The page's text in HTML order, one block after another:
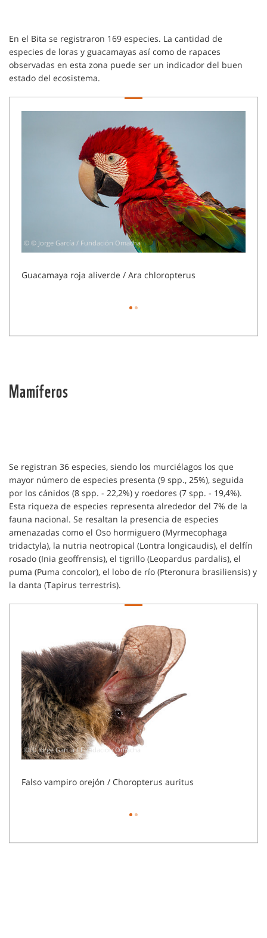
En el Bita se registraron 169 especies. La cantidad de
especies de loras y guacamayas así como de rapaces
observadas en esta zona puede ser un indicador del buen
estado del ecosistema.
© © Jorge García / Fundación Omacha
Guacamaya roja aliverde / Ara chloropterus
Mamíferos
Se registran 36 especies, siendo los murciélagos los que
mayor número de especies presenta (9 spp., 25%), seguida
por los cánidos (8 spp. - 22,2%) y roedores (7 spp. - 19,4%).
Esta riqueza de especies representa alrededor del 7% de la
fauna nacional. Se resaltan la presencia de especies
amenazadas como el Oso hormiguero (Myrmecophaga
tridactyla), la nutria neotropical (Lontra longicaudis), el delfín
rosado (Inia geoffrensis), el tigrillo (Leopardus pardalis), el
puma (Puma concolor), el lobo de río (Pteronura brasiliensis) y
la danta (Tapirus terrestris).
© © Jorge García / Fundación Omacha
Falso vampiro orejón / Choropterus auritus